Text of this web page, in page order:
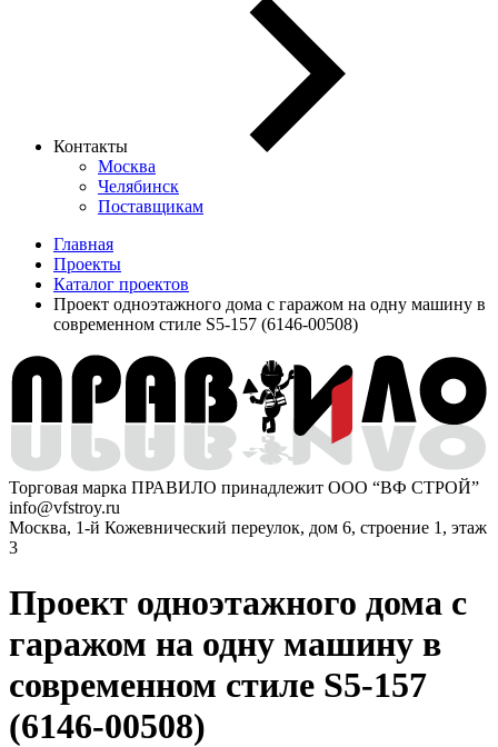
Контакты
Москва
Челябинск
Поставщикам
Главная
Проекты
Каталог проектов
Проект одноэтажного дома с гаражом на одну машину в
современном стиле S5-157 (6146-00508)
Торговая марка ПРАВИЛО принадлежит ООО “ВФ СТРОЙ”
info@vfstroy.ru
Москва, 1-й Кожевнический переулок, дом 6, строение 1, этаж
3
Проект одноэтажного дома с
гаражом на одну машину в
современном стиле S5-157
(6146-00508)